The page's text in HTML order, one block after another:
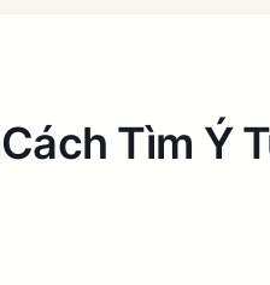
Cách Tìm Ý